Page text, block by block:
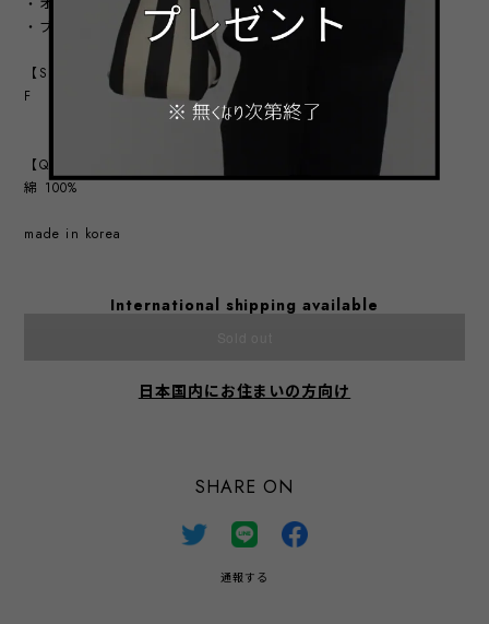
・オフ
・ブラック
【SIZE】
F
【QUALITY】
綿 100%
made in korea
International shipping available
日本国内にお住まいの方向け
SHARE ON
通報する